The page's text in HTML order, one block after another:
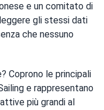
e un comitato di
gli stessi dati
che nessuno
Coprono le principali
e rappresentano
più grandi al